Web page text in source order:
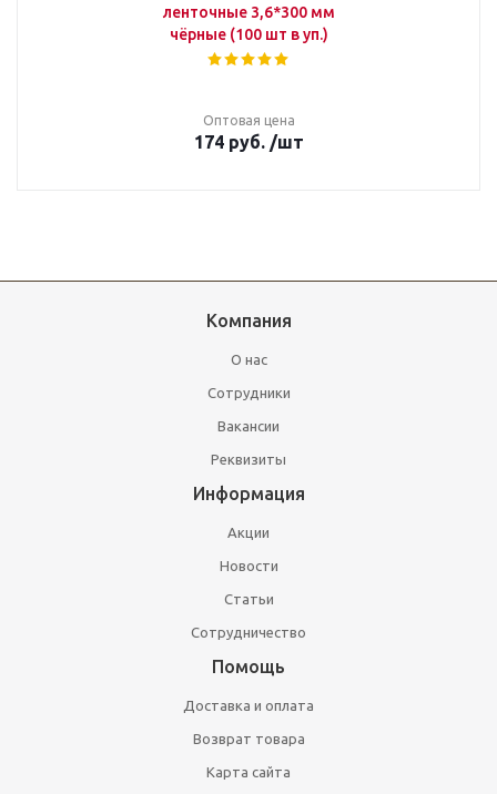
ленточные 3,6*300 мм
чёрные (100 шт в уп.)
Оптовая цена
174 руб. /шт
Компания
О нас
Сотрудники
Вакансии
Реквизиты
Информация
Акции
Новости
Статьи
Сотрудничество
Помощь
Доставка и оплата
Возврат товара
Карта сайта